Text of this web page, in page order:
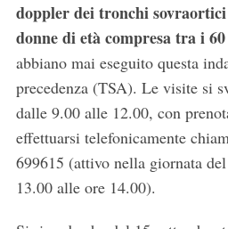
doppler dei tronchi
donne di età compresa tra i
abbiano mai eseguito questa
precedenza (TSA). Le visite si
dalle 9.00 alle 12.00, con
effettuarsi telefonicamente
699615 (attivo nella giornata
13.00 alle ore 14.00).
e
a
c